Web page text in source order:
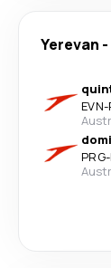
Yerevan -
EVN-
PRG-